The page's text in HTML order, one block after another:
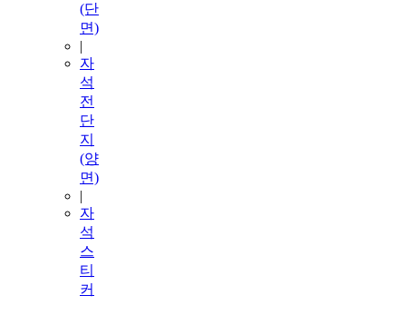
(단
면)
|
자
석
전
단
지
(양
면)
|
자
석
스
티
커